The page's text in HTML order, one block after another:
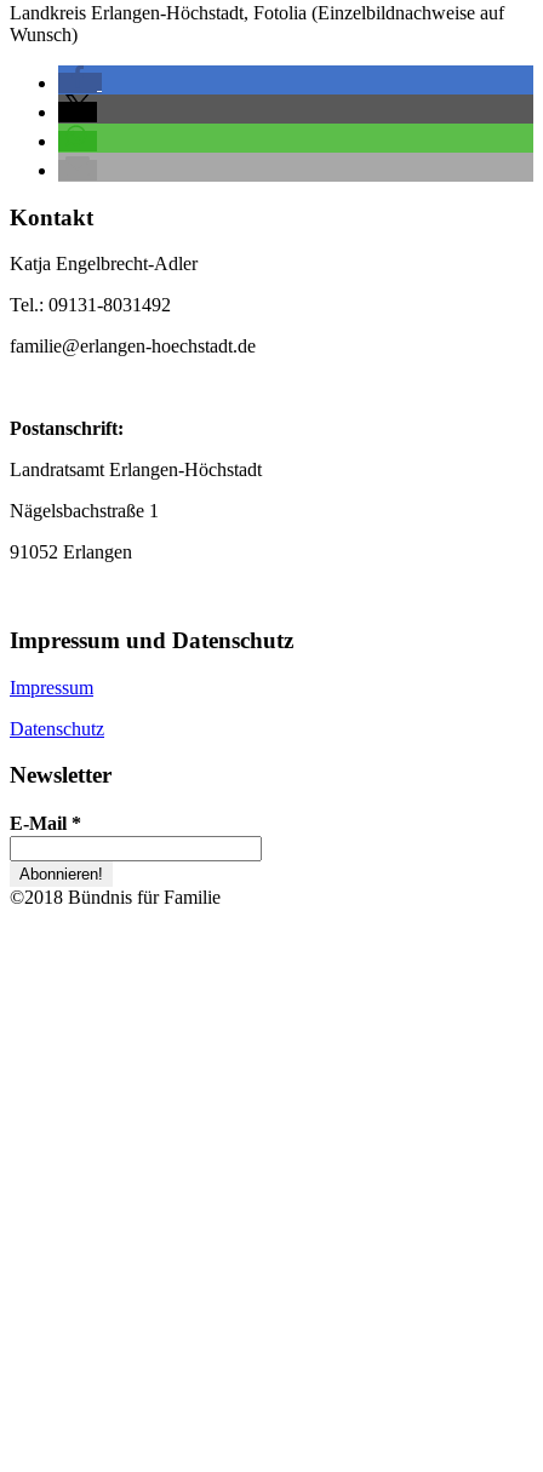
Landkreis Erlangen-Höchstadt, Fotolia (Einzelbildnachweise auf
Wunsch)
Kontakt
Katja Engelbrecht-Adler
Tel.: 09131-8031492
familie@erlangen-hoechstadt.de
Postanschrift:
Landratsamt Erlangen-Höchstadt
Nägelsbachstraße 1
91052 Erlangen
Impressum und Datenschutz
Impressum
Datenschutz
Newsletter
E-Mail *
©2018 Bündnis für Familie